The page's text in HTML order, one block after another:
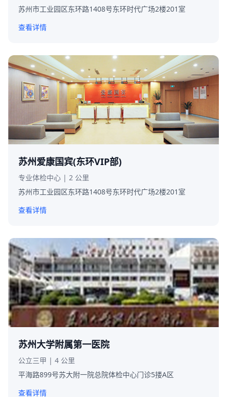
苏州市工业园区东环路1408号东环时代广场2楼201室
查看详情
苏州爱康国宾(东环VIP部)
专业体检中心 | 2 公里
苏州市工业园区东环路1408号东环时代广场2楼201室
查看详情
苏州大学附属第一医院
公立三甲 | 4 公里
平海路899号苏大附一院总院体检中心门诊5搂A区
查看详情